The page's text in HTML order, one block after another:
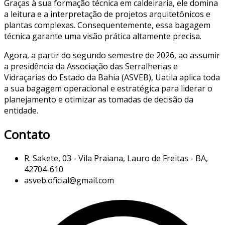
Graças à sua formação técnica em caldeiraria, ele domina
a leitura e a interpretação de projetos arquitetônicos e
plantas complexas. Consequentemente, essa bagagem
técnica garante uma visão prática altamente precisa.
Agora, a partir do segundo semestre de 2026, ao assumir
a presidência da Associação das Serralherias e
Vidraçarias do Estado da Bahia (ASVEB), Uatila aplica toda
a sua bagagem operacional e estratégica para liderar o
planejamento e otimizar as tomadas de decisão da
entidade.
Contato
R. Sakete, 03 - Vila Praiana, Lauro de Freitas - BA,
42704-610
asveb.oficial@gmail.com